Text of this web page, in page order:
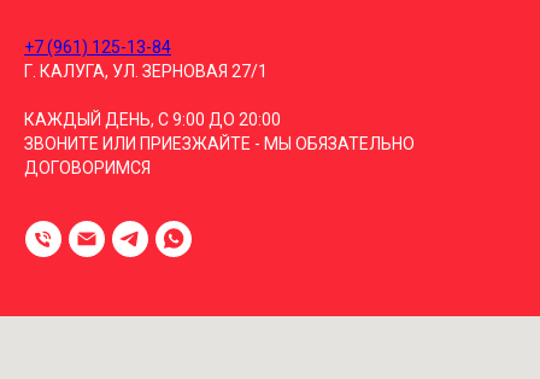
+7 (961) 125-13-84
Г. КАЛУГА, УЛ. ЗЕРНОВАЯ 27/1
КАЖДЫЙ ДЕНЬ, С 9:00 ДО 20:00
ЗВОНИТЕ ИЛИ ПРИЕЗЖАЙТЕ - МЫ ОБЯЗАТЕЛЬНО
ДОГОВОРИМСЯ